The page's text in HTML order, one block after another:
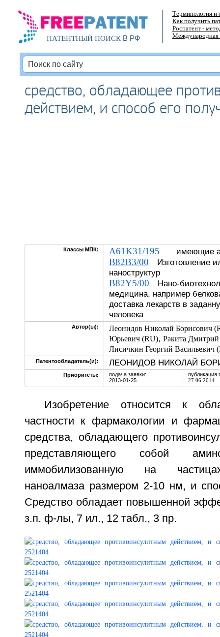
ПАТЕНТНЫЙ ПОИСКВ РФ
Терминология и
Как получить
Роспатент -
Международная
средство, обладающее
действием, и способ его
Классы МПК: A61K31/195 имеющие
B82B3/00 Изготовление
наноструктур
B82Y5/00 Нано-
медицина, например
доставка лекарств в
человека
Автор(ы):
Леонидов Николай Борисович
Юрьевич (RU), Ракита
Лисичкин Георгий Васильевич
Патентообладатель(и): ЛЕОНИДОВ НИКОЛАЙ
Приоритеты:
подача заявки:
2013-01-25
публикация
27.06.2014
Изобретение относится к
частности к фармакологии и
средства, обладающего
представляющего собой
иммобилизованную на
наноалмаза размером 2-10 нм, и
Средство обладает повышенной
з.п. ф-лы, 7 ил., 12 табл., 3 пр.